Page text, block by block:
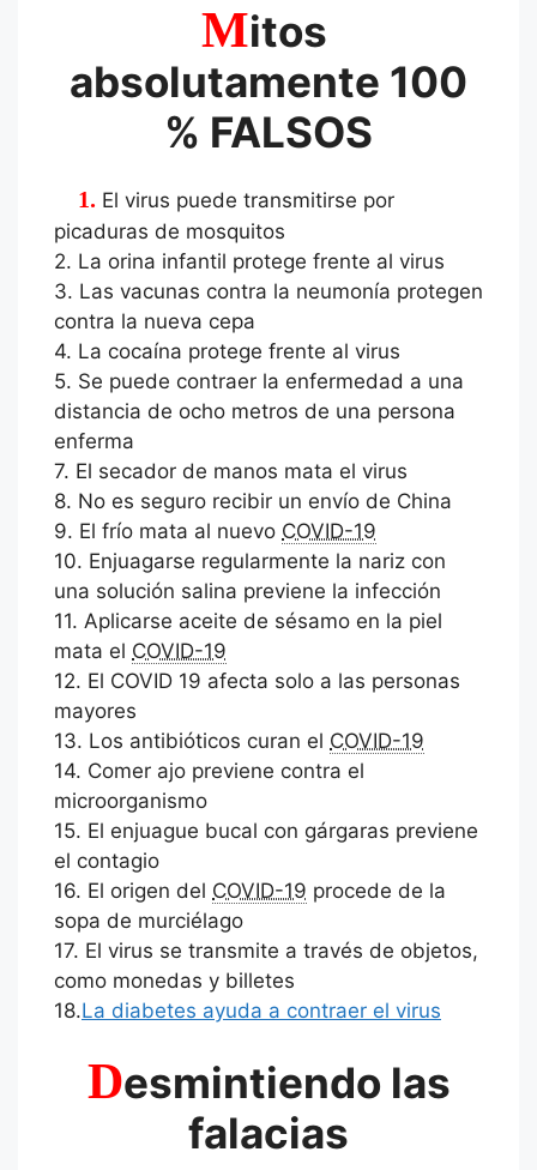
Mitos
absolutamente 100
% FALSOS
1. El virus puede transmitirse por
picaduras de mosquitos
2. La orina infantil protege frente al virus
3. Las vacunas contra la neumonía protegen
contra la nueva cepa
4. La cocaína protege frente al virus
5. Se puede contraer la enfermedad a una
distancia de ocho metros de una persona
enferma
7. El secador de manos mata el virus
8. No es seguro recibir un envío de China
9. El frío mata al nuevo COVID-19
10. Enjuagarse regularmente la nariz con
una solución salina previene la infección
11. Aplicarse aceite de sésamo en la piel
mata el COVID-19
12. El COVID 19 afecta solo a las personas
mayores
13. Los antibióticos curan el COVID-19
14. Comer ajo previene contra el
microorganismo
15. El enjuague bucal con gárgaras previene
el contagio
16. El origen del COVID-19 procede de la
sopa de murciélago
17. El virus se transmite a través de objetos,
como monedas y billetes
18.La diabetes ayuda a contraer el virus
Desmintiendo las
falacias